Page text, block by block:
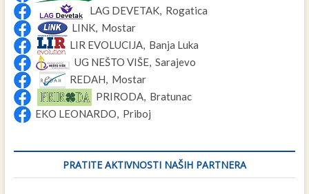
LAG DEVETAK, Rogatica
LINK, Mostar
LIR EVOLUCIJA, Banja Luka
UG NEŠTO VIŠE, Sarajevo
REDAH, Mostar
PRIRODA, Bratunac
EKO LEONARDO, Priboj
PRATITE AKTIVNOSTI NAŠIH PARTNERA